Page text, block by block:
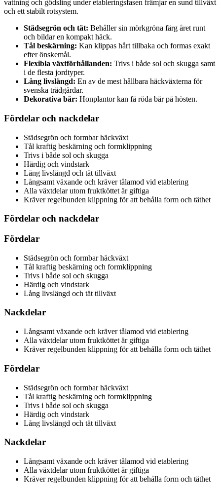
vattning och gödsling under etableringsfasen främjar en sund tillväxt
och ett stabilt rotsystem.
Städsegrön och tät: Behåller sin mörkgröna färg året runt
och bildar en kompakt häck.
Tål beskärning: Kan klippas hårt tillbaka och formas exakt
efter önskemål.
Flexibla växtförhållanden: Trivs i både sol och skugga samt
i de flesta jordtyper.
Lång livslängd: En av de mest hållbara häckväxterna för
svenska trädgårdar.
Dekorativa bär: Honplantor kan få röda bär på hösten.
Fördelar och nackdelar
Städsegrön och formbar häckväxt
Tål kraftig beskärning och formklippning
Trivs i både sol och skugga
Härdig och vindstark
Lång livslängd och tät tillväxt
Långsamt växande och kräver tålamod vid etablering
Alla växtdelar utom fruktköttet är giftiga
Kräver regelbunden klippning för att behålla form och täthet
Fördelar och nackdelar
Fördelar
Städsegrön och formbar häckväxt
Tål kraftig beskärning och formklippning
Trivs i både sol och skugga
Härdig och vindstark
Lång livslängd och tät tillväxt
Nackdelar
Långsamt växande och kräver tålamod vid etablering
Alla växtdelar utom fruktköttet är giftiga
Kräver regelbunden klippning för att behålla form och täthet
Fördelar
Städsegrön och formbar häckväxt
Tål kraftig beskärning och formklippning
Trivs i både sol och skugga
Härdig och vindstark
Lång livslängd och tät tillväxt
Nackdelar
Långsamt växande och kräver tålamod vid etablering
Alla växtdelar utom fruktköttet är giftiga
Kräver regelbunden klippning för att behålla form och täthet